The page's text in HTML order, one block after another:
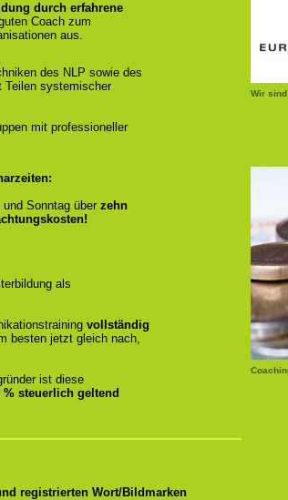
Wir
durch erfahrene
Coach zum
aus.
des NLP sowie des
Teilen systemischer
mit professioneller
Sonntag über zehn
als
vollständig
besten jetzt gleich nach,
ist diese
% steuerlich geltend
registrierten Wort/Bildmarken